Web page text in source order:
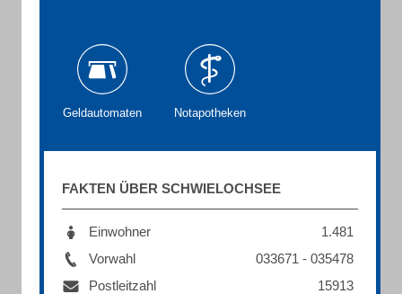
Geldautomaten Notapotheken
FAKTEN ÜBER SCHWIELOCHSEE
Einwohner
1.481
Vorwahl
033671 - 035478
Postleitzahl
15913